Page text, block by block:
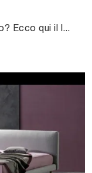
Vuoi organizzare la camera da letto? Ecco qui il letto in tessuto Lersa Ring 8 di Excò per spazi moderni.